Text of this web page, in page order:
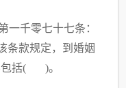
一千零七十七条：
条款规定，到婚姻
包括( )。